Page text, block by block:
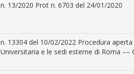
n. 13/2020 Prot n. 6703 del 24/01/2020
n. 13304 del 10/02/2022 Procedura
Universitaria e le sedi esterne di Roma ––